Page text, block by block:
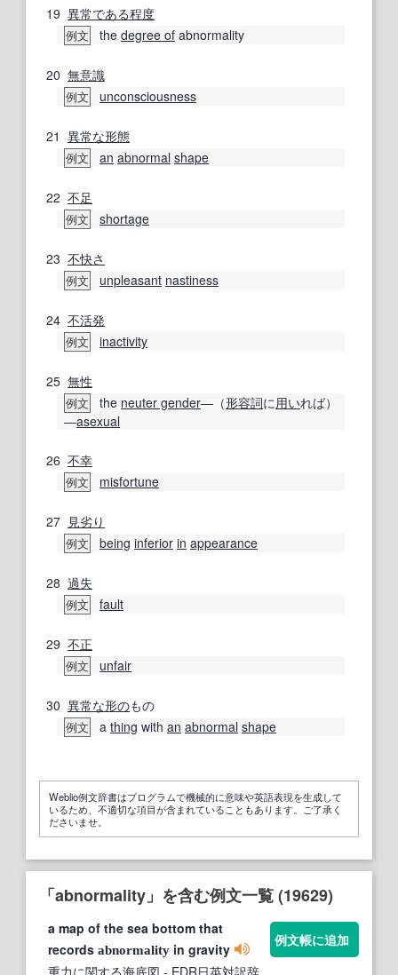
19 異常である程度
例文 the degree of abnormality
20 無意識
例文 unconsciousness
21 異常な形態
例文 an abnormal shape
22 不足
例文 shortage
23 不快さ
例文 unpleasant nastiness
24 不活発
例文 inactivity
25 無性
例文 the neuter gender―（形容詞に用いれば）
―asexual
26 不幸
例文 misfortune
27 見劣り
例文 being inferior in appearance
28 過失
例文 fault
29 不正
例文 unfair
30 異常な形のもの
例文 a thing with an abnormal shape
Weblio例文辞書はプログラムで機械的に意味や英語表現を生成して
いるため、不適切な項目が含まれていることもあります。ご了承く
ださいませ。
「abnormality」を含む例文一覧 (19629)
a map of the sea bottom that
records abnormality in gravity
例文帳に追加